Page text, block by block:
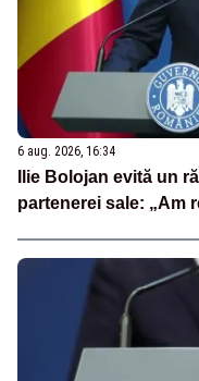
6 aug. 2026, 16:34
Ilie Bolojan evită un
partenerei sale: „Am